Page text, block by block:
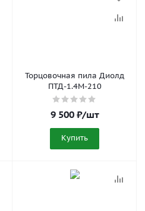
Торцовочная пила Диолд
ПТД-1.4М-210
9 500₽/шт
Купить